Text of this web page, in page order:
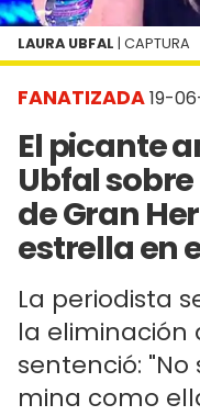
FANATIZADA19-
El picante
Ubfal
de Gran
estrella en
La periodista
la eliminación
sentenció:
mina como
LAURA UBFAL | CAPTURA